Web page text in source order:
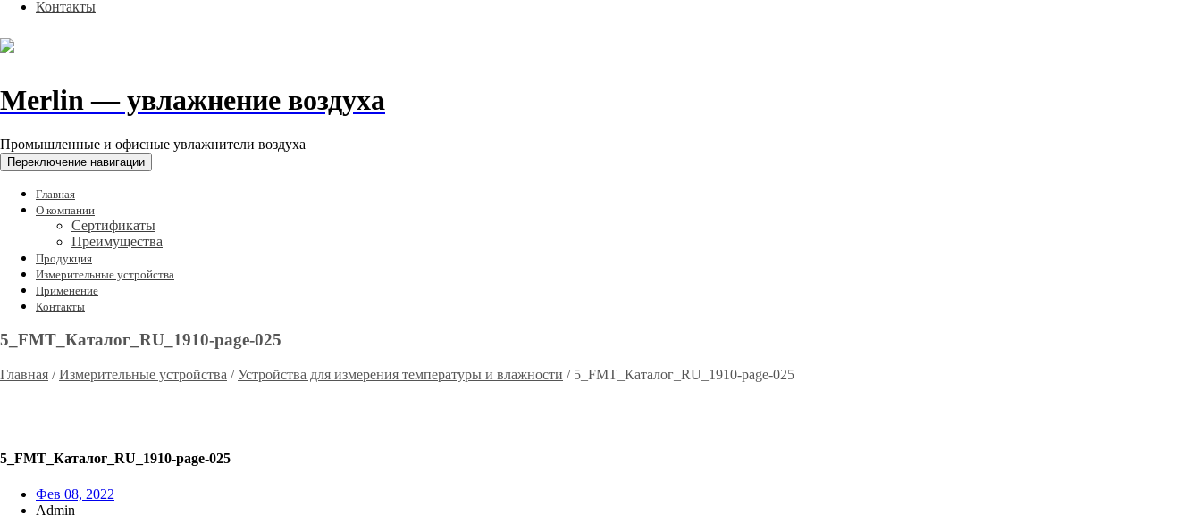
Контакты
Merlin — увлажнение воздуха
Промышленные и офисные увлажнители воздуха
Переключение навигации
Главная
О компании
Сертификаты
Преимущества
Продукция
Измерительные устройства
Применение
Контакты
5_FMT_Каталог_RU_1910-page-025
Главная / Измерительные устройства / Устройства для измерения температуры и влажности / 5_FMT_Каталог_RU_1910-page-025
5_FMT_Каталог_RU_1910-page-025
Фев 08, 2022
Admin